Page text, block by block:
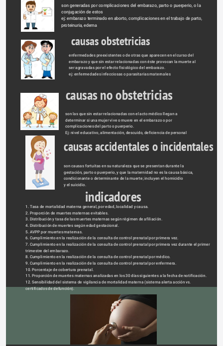
son generadas por complicaciones del embarazo, parto o puerperio, o la
conjugación de estos
ej: embarazo terminado en aborto, complicaciones en el trabajo de parto,
proteinuria, edema
causas obstetricias
indirectas
enfermedades preexistentes o de otras que aparecen en el curso del
embarazo y que sin estar relacionadas con éste provocan la muerte al
ser agravadas por el efecto fisiológico del embarazo.
ej: enfermedades infecciosas o parasitarias maternales
causas no obstetricias
son las que sin estar relacionadas con el acto médico llegan a
determinar si una mujer vive o muere en el embarazo o por
complicaciones del parto o puerperio.
Ej: nivel educativo, alimentación, descuido, deficiencia de personal
causas accidentales o incidentales
son causas fortuitas en su naturaleza que se presentan durante la
gestación, parto o puerperio, y que la maternidad no es la causa básica,
condicionante o determinante de la muerte; incluyen el homicidio
y el suicidio.
indicadores
1. Tasa de mortalidad materna general, por edad, localidad y causa.
2. Proporción de muertes maternas evitables.
3. Distribución y tasa de las muertes maternas según régimen de afiliación.
4. Distribución de muertes según edad gestacional.
5. AVPP por muertes maternas.
6. Cumplimiento en la realización de la consulta de control prenatal por primera vez.
7. Cumplimiento en la realización de la consulta de control prenatal por primera vez durante el primer
trimestre del embarazo.
8. Cumplimiento en la realización de la consulta de control prenatal por médico.
9. Cumplimiento en la realización de la consulta de control prenatal por enfermera.
10. Porcentaje de cobertura prenatal.
11. Proporción de muertes maternas analizadas en los 30 días siguientes a la fecha de notificación.
12. Sensibilidad del sistema de vigilancia de mortalidad materna (sistema alerta acción vs.
certificados de defunción).